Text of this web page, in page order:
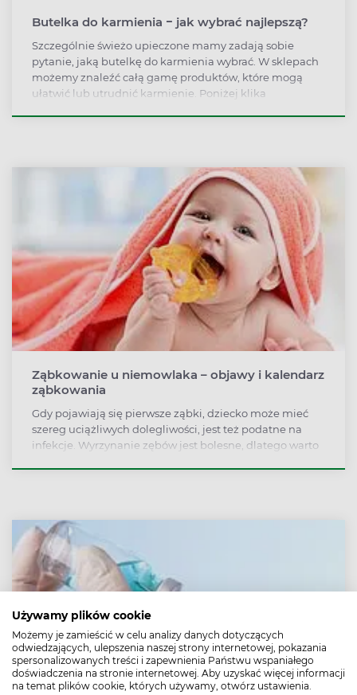
Używamy plików cookie
Możemy je zamieścić w celu analizy danych dotyczących
odwiedzających, ulepszenia naszej strony internetowej, pokazania
spersonalizowanych treści i zapewnienia Państwu wspaniałego
doświadczenia na stronie internetowej. Aby uzyskać więcej informacji
na temat plików cookie, których używamy, otwórz ustawienia.
Butelka do karmienia − jak wybrać najlepszą?
Szczególnie świeżo upieczone mamy zadają sobie
pytanie, jaką butelkę do karmienia wybrać. W sklepach
możemy znaleźć całą gamę produktów, które mogą
ułatwić lub utrudnić karmienie. Poniżej klika
Ząbkowanie u niemowlaka – objawy i kalendarz
ząbkowania
Gdy pojawiają się pierwsze ząbki, dziecko może mieć
szereg uciążliwych dolegliwości, jest też podatne na
infekcje. Wyrzynanie zębów jest bolesne, dlatego warto